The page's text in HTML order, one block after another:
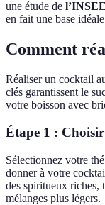
une étude de l’INSEE
en fait une base
Comment
Réaliser un cocktail
clés garantissent le
votre boisson avec
Étape 1 :
Sélectionnez votre
donner à votre
des spiritueux riches,
mélanges plus légers.